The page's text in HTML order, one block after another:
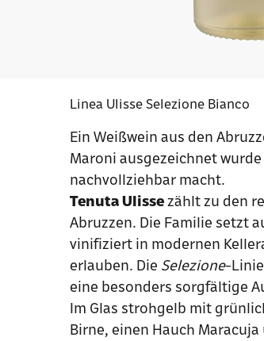
Linea Ulisse Selezione Bianco
Ein Weißwein aus den
Maroni ausgezeichnet
nachvollziehbar macht.
Tenuta Ulisse zählt zu den
Abruzzen. Die Familie setzt
vinifiziert in modernen
erlauben. Die Selezione-
eine besonders sorgfältige
Im Glas strohgelb mit
Birne, einen Hauch